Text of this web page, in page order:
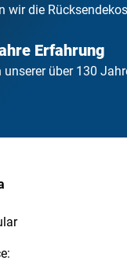
wir die
Erfahrung
unserer über 130